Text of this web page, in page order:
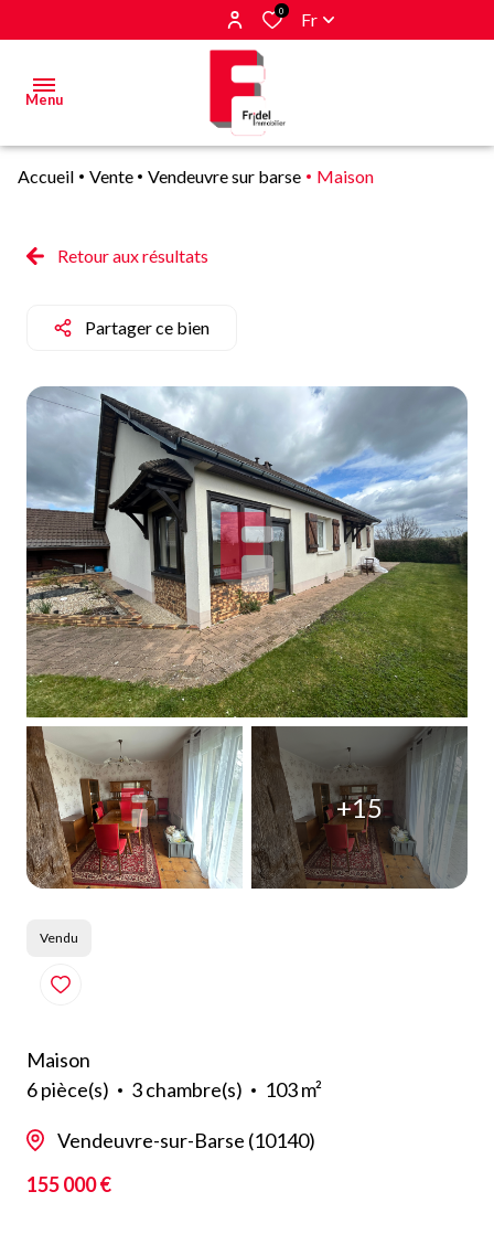
0 Fr
Menu
Estimer
vendus
Alerte
E-mail
Qui
sommes-
nous
Blog
Accueil Vente Vendeuvre sur barse Maison
Retour aux résultats
Partager ce bien
+15
Vendu
Maison
6 pièce(s)
3 chambre(s) 103 m²
Vendeuvre-sur-Barse (10140)
155 000 €